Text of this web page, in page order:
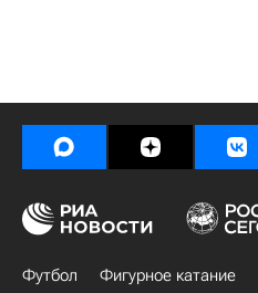
Футбол Фигурное катание